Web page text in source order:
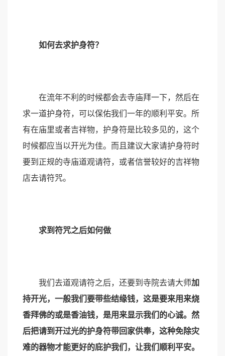
如何去求护身符？
在流年不利的时候都会去寺庙拜一下，然后在
求一道护身符，可以保佑我们一年的顺利平安。所
有在庙里或者吉祥物，护身符是比较多见的，这个
时候都应当以开光为佳。而且建议大家请护身符时
要到正规的寺庙道观请符，或者信誉较好的吉祥物
店去请符咒。
求到符咒之后如何做
我们去道观请符之后，还要到寺院去请大师加
持开光，一般我们要带些结缘钱，这是要来用来烧
香拜佛的或是香油钱，是用来显示我们的心诚。然
后把请到开过光的护身符带回家供奉，这种免除灾
难的器物才能更好的庇护我们，让我们顺利平安。